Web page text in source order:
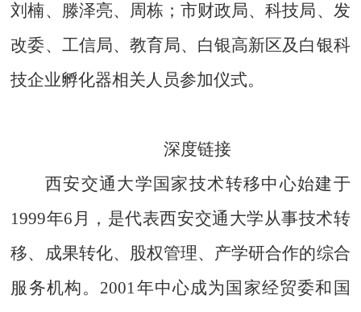
刘楠、滕泽亮、周栋；市财政局、科技局、发
改委、工信局、教育局、白银高新区及白银科
技企业孵化器相关人员参加仪式。
深度链接
西安交通大学国家技术转移中心始建于
1999年6月，是代表西安交通大学从事技术转
移、成果转化、股权管理、产学研合作的综合
服务机构。2001年中心成为国家经贸委和国